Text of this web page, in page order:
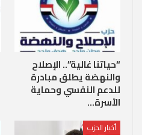
“حياتنا غالية”.. الإصلاح
والنهضة يطلق مبادرة
للدعم النفسي وحماية
الأسرة…
أخبار الحزب